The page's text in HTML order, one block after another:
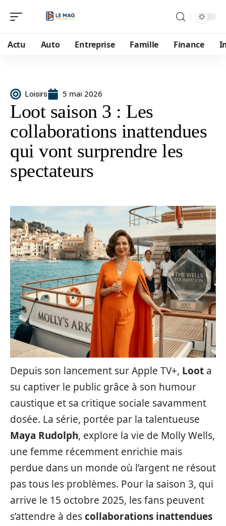
Actu Auto Entreprise Famille Finance
Loisirs 5 mai 2026
Loot saison 3 : Les
collaborations inattendues
qui vont surprendre les
spectateurs
Depuis son lancement sur Apple TV+, Loot a
su captiver le public grâce à son humour
caustique et sa critique sociale savamment
dosée. La série, portée par la talentueuse
Maya Rudolph, explore la vie de Molly Wells,
une femme récemment enrichie mais
perdue dans un monde où l’argent ne résout
pas tous les problèmes. Pour la saison 3, qui
arrive le 15 octobre 2025, les fans peuvent
s’attendre à descollaborations inattendues